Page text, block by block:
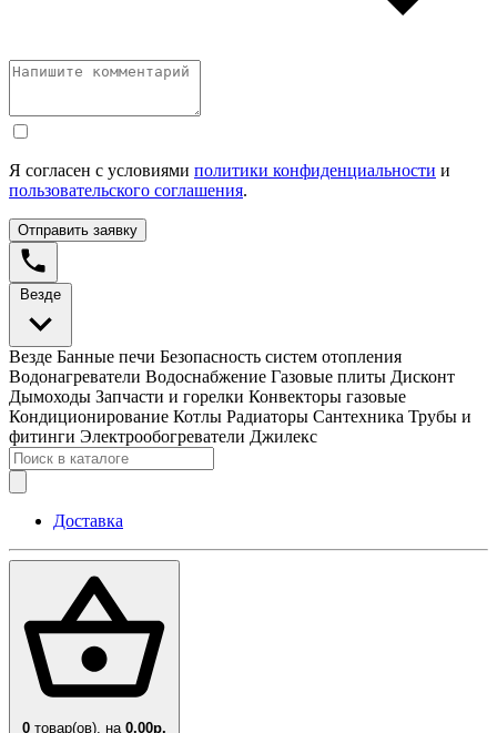
Я согласен с условиями политики конфиденциальности и
пользовательского соглашения.
Отправить заявку
Везде
Везде Банные печи Безопасность систем отопления
Водонагреватели Водоснабжение Газовые плиты Дисконт
Дымоходы Запчасти и горелки Конвекторы газовые
Кондиционирование Котлы Радиаторы Сантехника Трубы и
фитинги Электрообогреватели Джилекс
Доставка
0 товар(ов), на 0.00р.